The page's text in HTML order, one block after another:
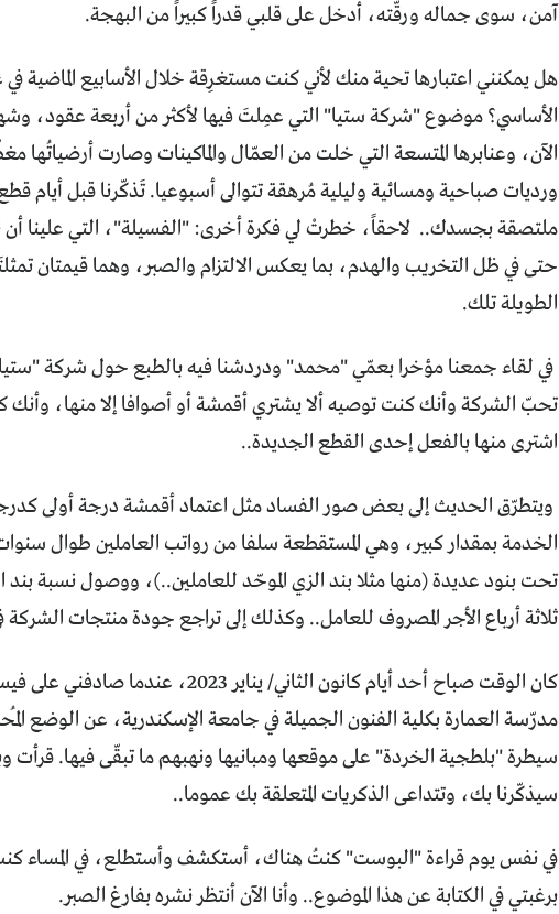
آمن، سوى جماله ورقّته، أدخل على قلبي قدراً كبيراً من البهجة.
هل يمكنني اعتبارها تحية منك لأني كنت مستغرِقة خلال الأسابيع
الأساسي؟ موضوع "شركة ستيا" التي عمِلتَ فيها لأكثر من أربعة عقود،
الآن، وعنابرها المتسعة التي خلت من العمّال والماكينات وصارت أرضياتُها
ورديات صباحية ومسائية وليلية مُرهقة تتوالى أسبوعيا. تَذكّرنا قبل أيام
ملتصقة بجسدك.. لاحقاً، خطرتْ لي فكرة أخرى: "الفسيلة"، التي علينا أن
حتى في ظل التخريب والهدم، بما يعكس الالتزام والصبر، وهما قيمتان
الطويلة تلك.
في لقاء جمعنا مؤخرا بعمّي "محمد" ودردشنا فيه بالطبع حول شركة
تحبّ الشركة وأنك كنت توصيه ألا يشتري أقمشة أو أصوافا إلا منها،
اشترى منها بالفعل إحدى القطع الجديدة..
ويتطرّق الحديث إلى بعض صور الفساد مثل اعتماد أقمشة درجة أولى كدرجة
الخدمة بمقدار كبير، وهي المستقطعة سلفا من رواتب العاملين طوال
تحت بنود عديدة (منها مثلا بند الزي الموحّد للعاملين..)، ووصول نسبة بند
ثلاثة أرباع الأجر المصروف للعامل.. وكذلك إلى تراجع جودة منتجات الشركة
كان الوقت صباح أحد أيام كانون الثاني/
مدرّسة العمارة بكلية الفنون الجميلة في جامعة الإسكندرية، عن الوضع
سيطرة "بلطجية الخردة" على موقعها ومبانيها ونهبهم ما تبقّى فيها. قرأت
سيذكّرنا بك، وتتداعى الذكريات المتعلقة بك عموما..
في نفس يوم قراءة "البوست" كنتُ هناك، أستكشف وأستطلع، في المساء كنت
برغبتي في الكتابة عن هذا الموضوع.. وأنا الآن أنتظر نشره بفارغ الصبر.